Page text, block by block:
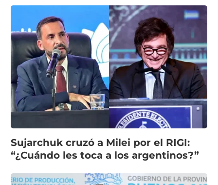
Sujarchuk cruzó a Milei por el RIGI:
“¿Cuándo les toca a los argentinos?”